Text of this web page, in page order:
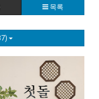
목록